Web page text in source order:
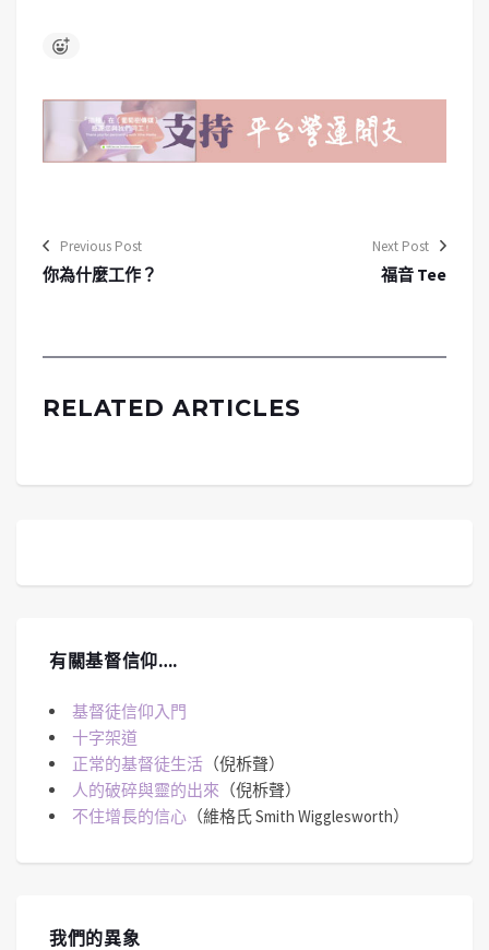
Previous Post
你為什麼工作？
Next Post
福音 Tee
RELATED ARTICLES
有關基督信仰….
基督徒信仰入門
十字架道
正常的基督徒生活 （倪柝聲）
人的破碎與靈的出來 （倪柝聲）
不住增長的信心 （維格氏 Smith Wigglesworth）
我們的異象